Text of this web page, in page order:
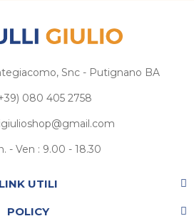
Snc - Putignano BA
080 405 2758
- Ven : 9.00 - 18.30
LINK UTILI
POLICY